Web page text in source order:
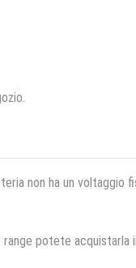
non ha un voltaggio
range potete acquistarla